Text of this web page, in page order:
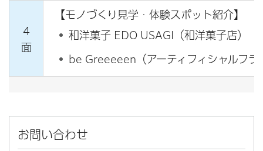
4
面
【モノづくり見学・体験スポット紹介】
和洋菓子 EDO USAGI（和洋菓子店）
be Greeeeen（アーティフィシャルフラ
お問い合わせ